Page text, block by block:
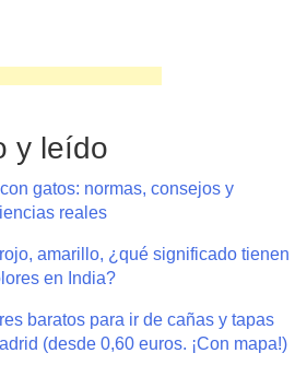
y leído
gatos: normas, consejos y
reales
amarillo, ¿qué significado tienen
en India?
baratos para ir de cañas y tapas
(desde 0,60 euros. ¡Con mapa!)